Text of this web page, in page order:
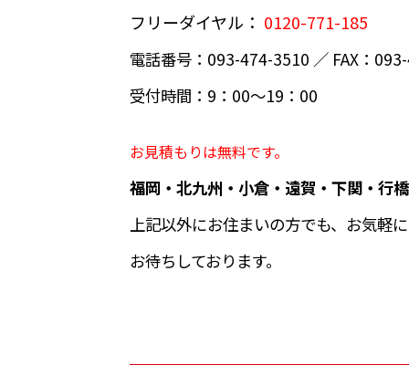
フリーダイヤル： 0120-771-185
電話番号：093-474-3510 ／ FAX：
受付時間：9：00～19：00
お見積もりは無料です。
福岡・北九州・小倉・遠賀・下関・行橋
上記以外にお住まいの方でも、お気軽
お待ちしております。